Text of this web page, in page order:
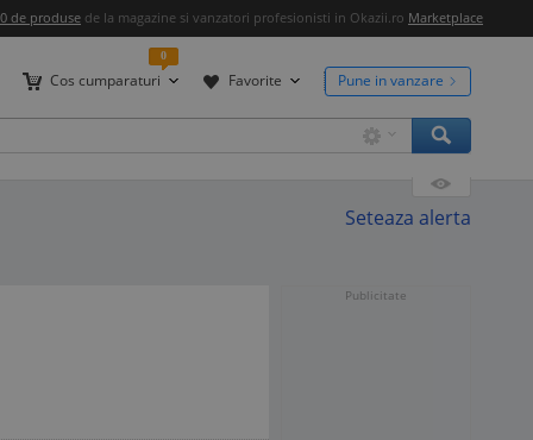
de produse de la magazine si vanzatori profesionisti in Okazii.ro Marketplace
Cos cumparaturi
0
Favorite Pune in vanzare
Seteaza alerta
Publicitate